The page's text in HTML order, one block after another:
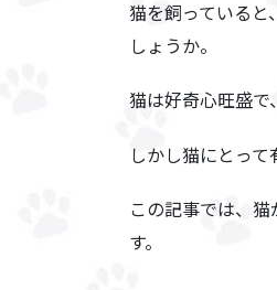
猫を飼っている
しょうか。
猫は好奇心旺盛で
しかし猫にとっ
この記事では、
す。